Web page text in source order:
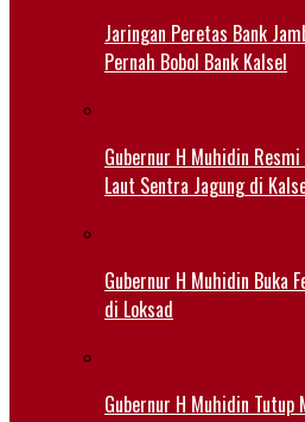
Jaringan Peretas Bank
Pernah Bobol Bank Kalsel
Gubernur H Muhidin Resmi
Laut Sentra Jagung di
Gubernur H Muhidin Buka
di Loksad
Gubernur H Muhidin Tutup